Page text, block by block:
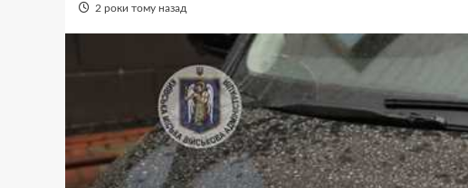
2 роки тому назад